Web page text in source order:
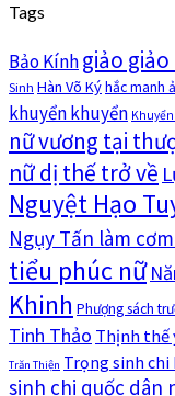
Tags
Bảo Kínhgiảo
Sinh Hàn Võ Kýhắc manh
khuyển khuyển
nữ vương tại
nữ dị thế trở về
Nguyệt Hạo
Ngụy Tấn làm
tiểu phúc nữ
Khinh Phượng sách
Tinh Thảo Thịnh thế
Trăn Thiện Trọng sinh
sinh chi quốc dân